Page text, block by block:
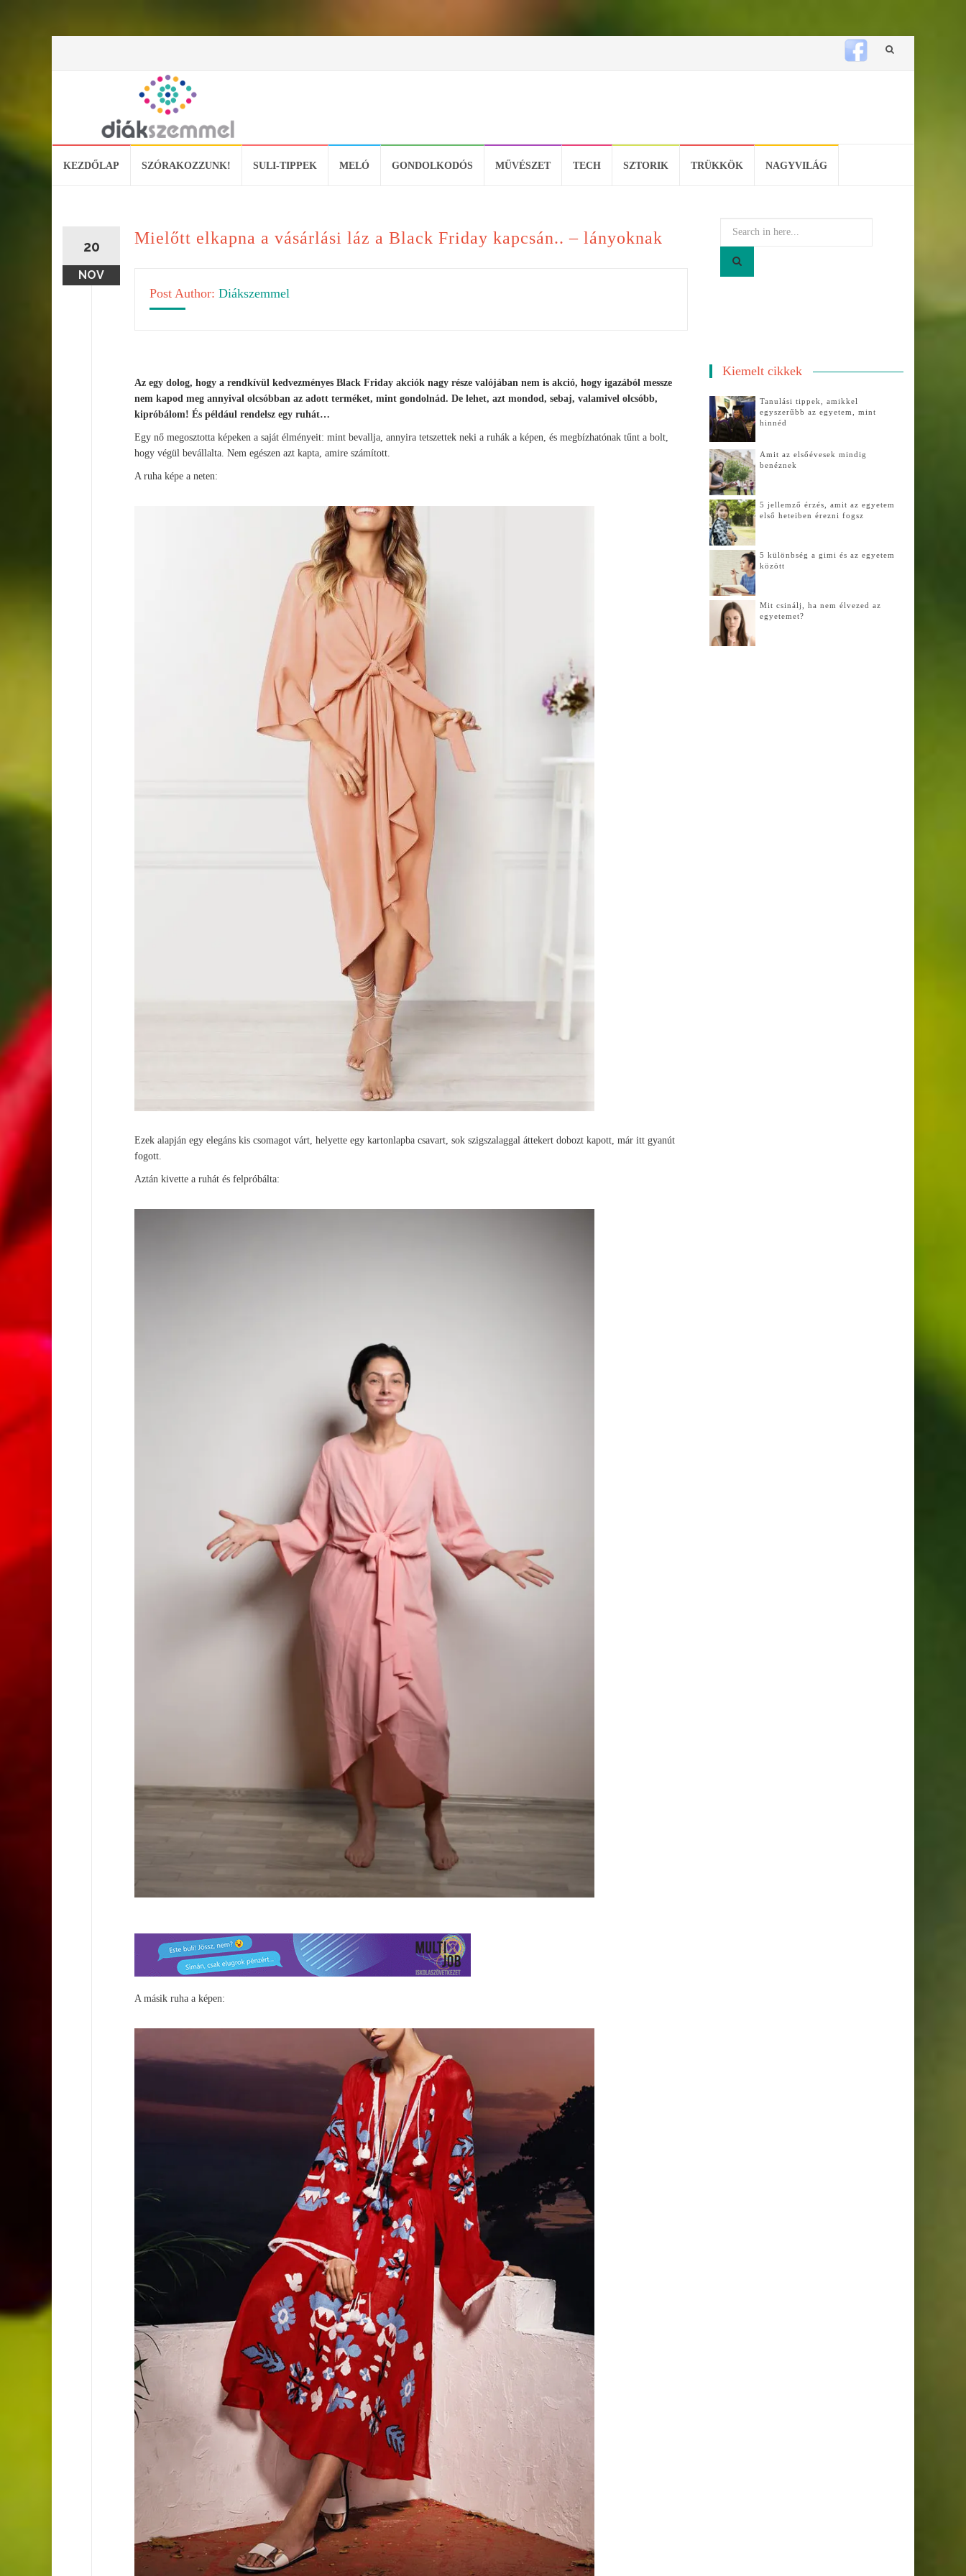
Skip
KEZDŐLAP SZÓRAKOZZUNK! SULI-TIPPEK MELÓ GONDOLKODÓS MŰVÉSZET TECH SZTORIK TRÜKKÖK NAGYVILÁG
20
NOV
Mielőtt elkapna a vásárlási láz a Black Friday kapcsán.. – lányoknak
Post Author: Diákszemmel
Az egy dolog, hogy a rendkívül kedvezményes Black Friday akciók nagy része valójában nem is akció, hogy igazából messze
nem kapod meg annyival olcsóbban az adott terméket, mint gondolnád. De lehet, azt mondod, sebaj, valamivel olcsóbb,
kipróbálom! És például rendelsz egy ruhát…
Egy nő megosztotta képeken a saját élményeit: mint bevallja, annyira tetszettek neki a ruhák a képen, és megbízhatónak tűnt a bolt,
hogy végül bevállalta. Nem egészen azt kapta, amire számított.
A ruha képe a neten:
Ezek alapján egy elegáns kis csomagot várt, helyette egy kartonlapba csavart, sok szigszalaggal áttekert dobozt kapott, már itt gyanút
fogott.
Aztán kivette a ruhát és felpróbálta:
A másik ruha a képen:
Kiemelt cikkek
Tanulási tippek, amikkel
egyszerűbb az egyetem, mint
hinnéd
Amit az elsőévesek mindig
benéznek
5 jellemző érzés, amit az egyetem
első heteiben érezni fogsz
5 különbség a gimi és az egyetem
között
Mit csinálj, ha nem élvezed az
egyetemet?